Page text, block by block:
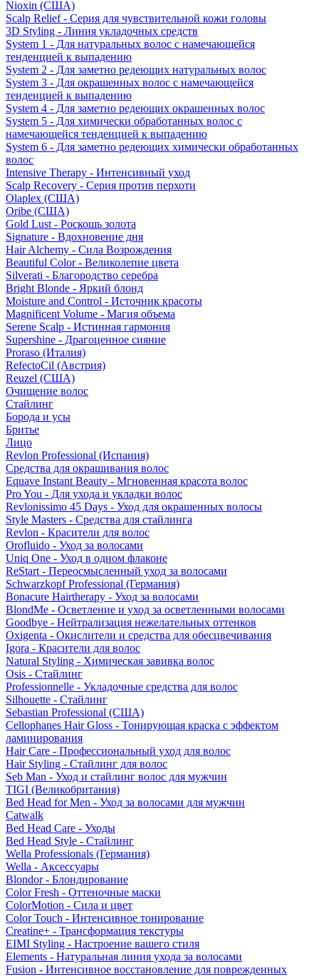
Nioxin (США)
Scalp Relief - Серия для чувствительной кожи головы
3D Styling - Линия укладочных средств
System 1 - Для натуральных волос с намечающейся
тенденцией к выпадению
System 2 - Для заметно редеющих натуральных волос
System 3 - Для окрашенных волос с намечающейся
тенденцией к выпадению
System 4 - Для заметно редеющих окрашенных волос
System 5 - Для химически обработанных волос с
намечающейся тенденцией к выпадению
System 6 - Для заметно редеющих химически обработанных
волос
Intensive Therapy - Интенсивный уход
Scalp Recovery - Серия против перхоти
Olaplex (США)
Oribe (США)
Gold Lust - Роскошь золота
Signature - Вдохновение дня
Hair Alchemy - Сила Возрождения
Beautiful Color - Великолепие цвета
Silverati - Благородство серебра
Bright Blonde - Яркий блонд
Moisture and Control - Источник красоты
Magnificent Volume - Магия объема
Serene Scalp - Истинная гармония
Supershine - Драгоценное сияние
Proraso (Италия)
RefectoCil (Австрия)
Reuzel (США)
Очищение волос
Стайлинг
Борода и усы
Бритье
Лицо
Revlon Professional (Испания)
Средства для окрашивания волос
Equave Instant Beauty - Мгновенная красота волос
Pro You - Для ухода и укладки волос
Revlonissimo 45 Days - Уход для окрашенных волосы
Style Masters - Средства для стайлинга
Revlon - Красители для волос
Orofluido - Уход за волосами
Uniq One - Уход в одном флаконе
ReStart - Переосмысленный уход за волосами
Schwarzkopf Professional (Германия)
Bonacure Hairtherapy - Уход за волосами
BlondMe - Осветление и уход за осветленными волосами
Goodbye - Нейтрализация нежелательных оттенков
Oxigenta - Окислители и средства для обесцвечивания
Igora - Красители для волос
Natural Styling - Химическая завивка волос
Osis - Стайлинг
Professionnelle - Укладочные средства для волос
Silhouette - Стайлинг
Sebastian Professional (США)
Cellophanes Hair Gloss - Тонирующая краска с эффектом
ламинирования
Hair Care - Профессиональный уход для волос
Hair Styling - Стайлинг для волос
Seb Man - Уход и стайлинг волос для мужчин
TIGI (Великобритания)
Bed Head for Men - Уход за волосами для мужчин
Catwalk
Bed Head Care - Уходы
Bed Head Style - Стайлинг
Wella Professionals (Германия)
Wella - Аксессуары
Blondor - Блондирование
Color Fresh - Оттеночные маски
ColorMotion - Сила и цвет
Color Touch - Интенсивное тонирование
Creatine+ - Трансформация текстуры
EIMI Styling - Настроение вашего стиля
Elements - Натуральная линия ухода за волосами
Fusion - Интенсивное восстановление для поврежденных